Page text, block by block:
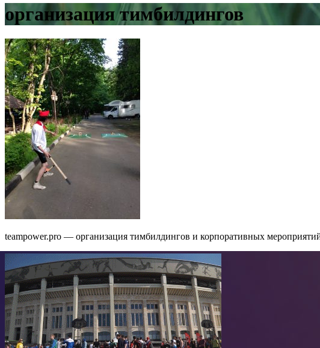
организация тимбилдингов
teampower.pro — организация тимбилдингов и корпоративных